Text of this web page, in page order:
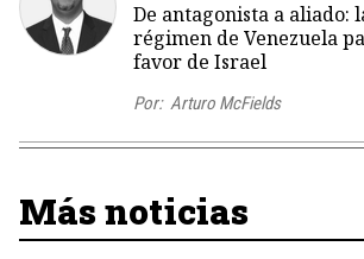
De antagonista a aliado:
régimen de Venezuela
favor de Israel
Por: Arturo McFields
Más noticias